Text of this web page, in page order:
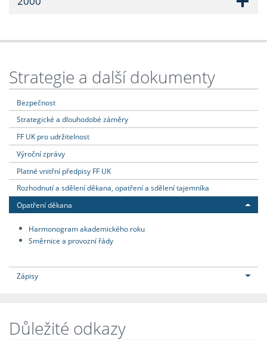
Strategie a další dokumenty
Bezpečnost
Strategické a dlouhodobé záměry
FF UK pro udržitelnost
Výroční zprávy
Platné vnitřní předpisy FF UK
Rozhodnutí a sdělení děkana, opatření a sdělení tajemníka
Opatření děkana
Harmonogram akademického roku
Směrnice a provozní řády
Zápisy
Důležité odkazy